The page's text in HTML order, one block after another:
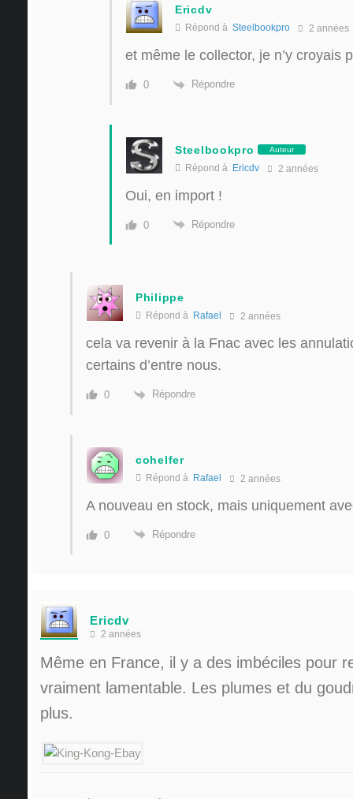
Ericdv
Répond à Steelbookpro 2 années
et même le collector, je n’y croyais
0 Répondre
Steelbookpro Auteur
Répond à Ericdv 2 années
Oui, en import !
0 Répondre
Philippe
Répond à Rafael 2 années
cela va revenir à la Fnac avec les
certains d’entre nous.
0 Répondre
cohelfer
Répond à Rafael 2 années
A nouveau en stock, mais uniquement
0 Répondre
Ericdv
2 années
Même en France, il y a des imbéciles pour
vraiment lamentable. Les plumes et du
plus.